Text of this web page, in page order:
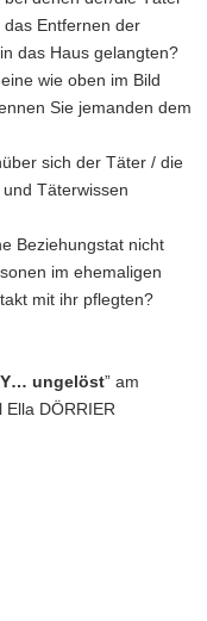
Entfernen der
das Haus gelangten?
wie oben im Bild
Sie jemanden dem
sich der Täter / die
Täterwissen
Beziehungstat nicht
im ehemaligen
mit ihr pflegten?
ungelöst” am
DÖRRIER